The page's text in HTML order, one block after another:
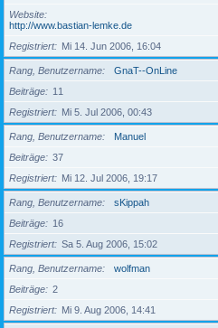
Website
http://www.bastian-lemke.de
Registriert
Mi 14. Jun 2006, 16:04
Rang, Benutzername
GnaT--OnLine
Beiträge
11
Registriert
Mi 5. Jul 2006, 00:43
Rang, Benutzername
Manuel
Beiträge
37
Registriert
Mi 12. Jul 2006, 19:17
Rang, Benutzername
sKippah
Beiträge
16
Registriert
Sa 5. Aug 2006, 15:02
Rang, Benutzername
wolfman
Beiträge
2
Registriert
Mi 9. Aug 2006, 14:41